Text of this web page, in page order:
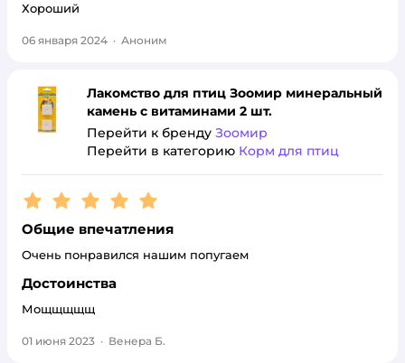
Хороший
06 января 2024 · Аноним
Лакомство для птиц Зоомир минеральный
камень с витаминами 2 шт.
Перейти к бренду Зоомир
Перейти в категорию Корм для птиц
Рейтинг:5
Общие впечатления
Очень понравился нашим попугаем
Достоинства
Мощщщщщ
01 июня 2023 · Венера Б.